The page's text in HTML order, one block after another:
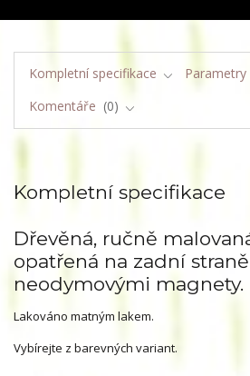
Kompletní specifikace
Parametry
Komentáře
0
Kompletní specifikace
Dřevěná, ručně
opatřená na zadní
neodymovými magnety.
Lakováno matným lakem.
Vybírejte z barevných variant.